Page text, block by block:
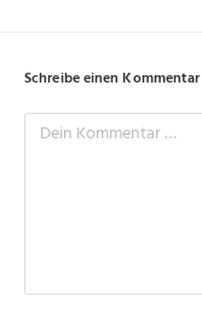
Schreibe einen Kommentar